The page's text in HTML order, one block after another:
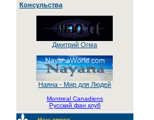
Консульства
Дмитрий Огма
Наяна - Мир для Людей
Montreal Canadiens
Русский фан клуб